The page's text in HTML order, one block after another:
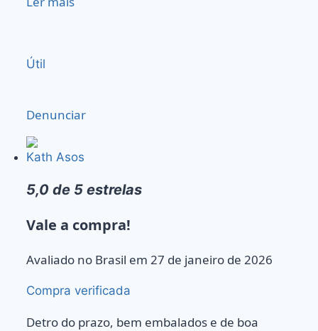
Útil
Denunciar
Kath Asos
5,0 de 5 estrelas
Vale a compra!
Avaliado no Brasil em 27 de janeiro de 2026
Compra verificada
Detro do prazo, bem embalados e de boa